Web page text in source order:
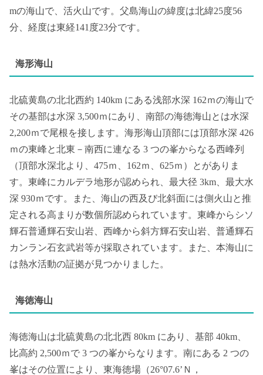
mの海山で、活火山です。父島海山の緯度は北緯25度56
分、経度は東経141度23分です。
海形海山
北硫黄島の北北西約 140km にある浅部水深 162ｍの海山で
その基部は水深 3,500ｍにあり、南部の海徳海山とは水深
2,200ｍで尾根を接します。海形海山頂部には頂部水深 426
ｍの東峰と北東－南西に連なる 3 つの峯からなる西峰列
（頂部水深北より、475ｍ、162ｍ、625ｍ）とがありま
す。東峰にカルデラ地形が認められ、最大径 3km、最大水
深 930ｍです。また、海山の西及び北斜面には側火山と推
定される高まりが数個所認められています。東峰からシソ
輝石普通輝石安山岩、西峰から斜方輝石安山岩、普通輝石
カンラン石玄武岩等が採取されています。また、本海山に
は熱水活動の証拠が見つかりました。
海徳海山
海徳海山は北硫黄島の北北西 80km にあり、基部 40km、
比高約 2,500ｍで 3 つの峯からなります。南にある 2 つの
峯はその位置により、東海徳場（26°07.6’Ｎ，